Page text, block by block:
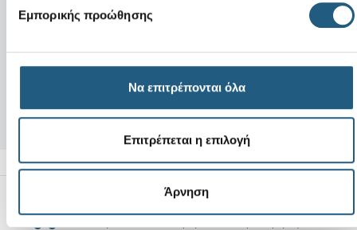
Εμπορικής προώθησης
Να επιτρέπονται όλα
Επιτρέπεται η επιλογή
Άρνηση
Νέο
Αποστολές Προϊόντων